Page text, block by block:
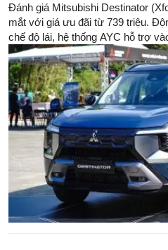
Đánh giá Mitsubishi Destinator
mắt với giá ưu đãi từ 739 triệu.
chế độ lái, hệ thống AYC hỗ trợ